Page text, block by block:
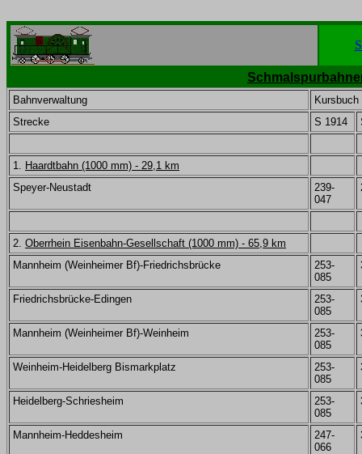
Bahnverwaltung
Kursbuch
Strecke
S 1914
1. Haardtbahn (1000 mm) - 29,1 km
Speyer-Neustadt
239-
047
2. Oberrhein Eisenbahn-Gesellschaft (1000 mm) - 65,9 km
Mannheim (Weinheimer Bf)-Friedrichsbrücke
253-
085
Friedrichsbrücke-Edingen
253-
085
Mannheim (Weinheimer Bf)-Weinheim
253-
085
Weinheim-Heidelberg Bismarkplatz
253-
085
Heidelberg-Schriesheim
253-
085
Mannheim-Heddesheim
247-
066